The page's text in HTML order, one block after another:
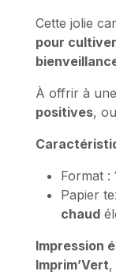
Cette jolie
pour
À offrir à
positives,
Format :
Papier
chaud
Impression
Imprim’Vert,